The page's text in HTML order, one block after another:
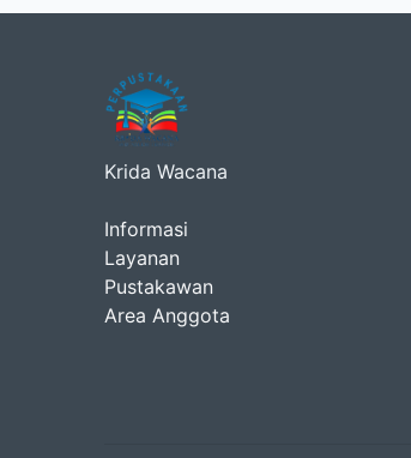
Krida Wacana
Informasi
Layanan
Pustakawan
Area Anggota